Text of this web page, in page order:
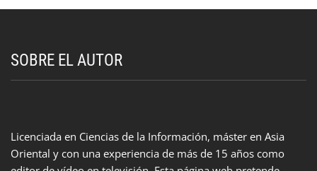
SOBRE EL AUTOR
Licenciada en Ciencias de la Información, máster en Asia
Oriental y con una experiencia de más de 15 años como